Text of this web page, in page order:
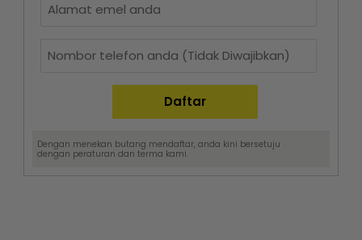
Dengan menekan butang mendaftar, anda kini bersetuju
dengan peraturan dan terma kami.